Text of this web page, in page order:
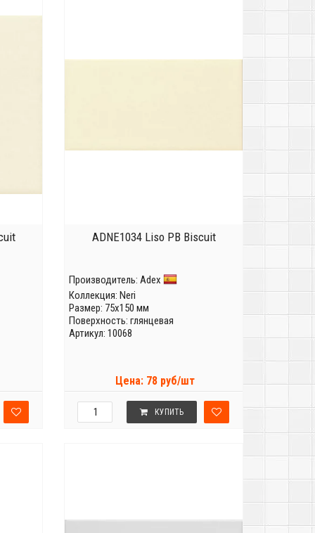
ADNE1034 Liso PB Biscuit
Производитель: Adex
Коллекция: Neri
Размер: 75x150 мм
Поверхность: глянцевая
Артикул: 10068
Цена: 78 руб/шт
КУПИТЬ